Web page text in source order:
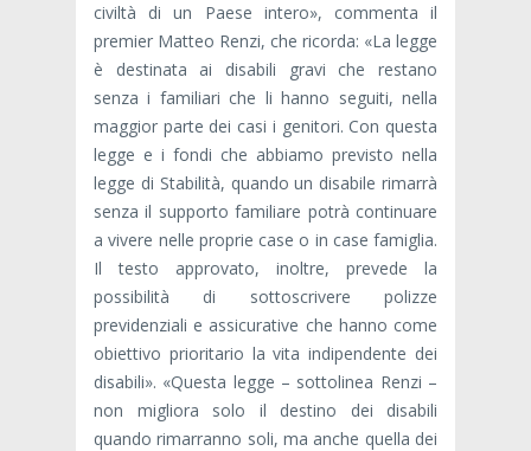
civiltà di un Paese intero», commenta il
premier Matteo Renzi, che ricorda: «La legge
è destinata ai disabili gravi che restano
senza i familiari che li hanno seguiti, nella
maggior parte dei casi i genitori. Con questa
legge e i fondi che abbiamo previsto nella
legge di Stabilità, quando un disabile rimarrà
senza il supporto familiare potrà continuare
a vivere nelle proprie case o in case famiglia.
Il testo approvato, inoltre, prevede la
possibilità di sottoscrivere polizze
previdenziali e assicurative che hanno come
obiettivo prioritario la vita indipendente dei
disabili». «Questa legge – sottolinea Renzi –
non migliora solo il destino dei disabili
quando rimarranno soli, ma anche quella dei